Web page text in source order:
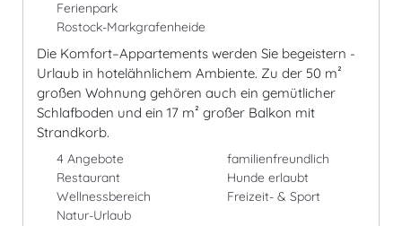
Ferienpark
Rostock-Markgrafenheide
Die Komfort–Appartements werden Sie begeistern -
Urlaub in hotelähnlichem Ambiente. Zu der 50 m²
großen Wohnung gehören auch ein gemütlicher
Schlafboden und ein 17 m² großer Balkon mit
Strandkorb.
4 Angebote
Restaurant
Wellnessbereich
Natur-Urlaub
familienfreundlich
Hunde erlaubt
Freizeit- & Sport